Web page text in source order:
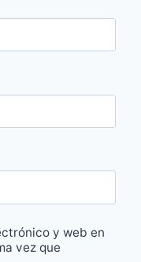
y web en
vez que